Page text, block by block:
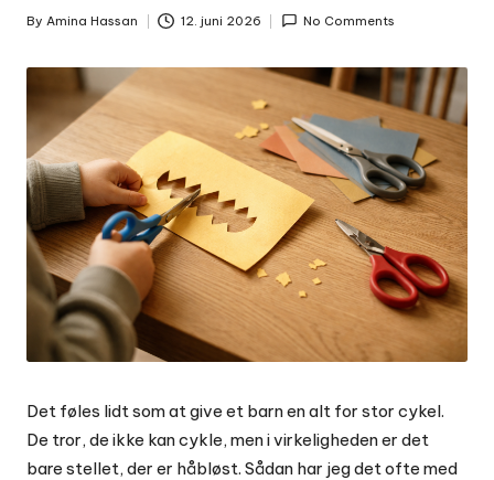
Posted
By Amina Hassan 12. juni 2026 No Comments
Det føles lidt som at give et barn en alt for stor cykel.
De tror, de ikke kan cykle, men i virkeligheden er det
bare stellet, der er håbløst. Sådan har jeg det ofte med